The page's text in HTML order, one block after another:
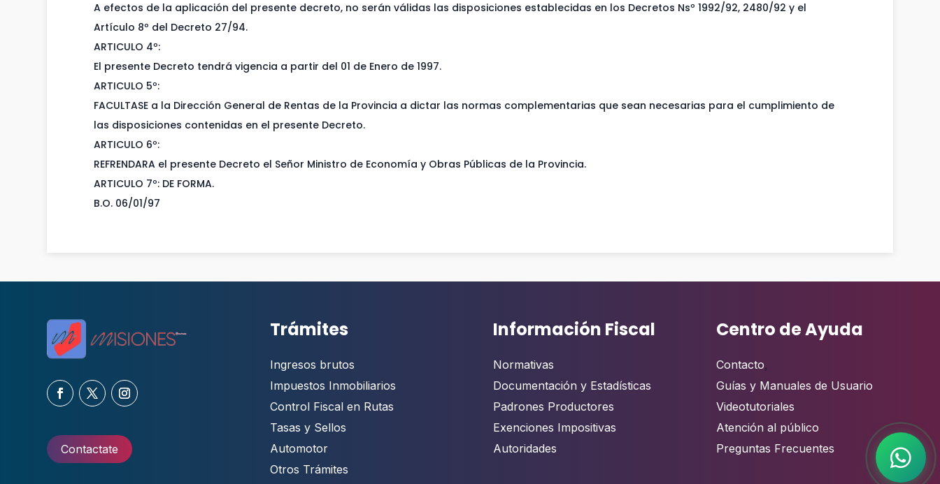
A efectos de la aplicación del presente decreto, no serán válidas las disposiciones establecidas en los Decretos Nsº 1992/92, 2480/92 y el
Artículo 8º del Decreto 27/94.
ARTICULO 4º:
El presente Decreto tendrá vigencia a partir del 01 de Enero de 1997.
ARTICULO 5º:
FACULTASE a la Dirección General de Rentas de la Provincia a dictar las normas complementarias que sean necesarias para el cumplimiento de
las disposiciones contenidas en el presente Decreto.
ARTICULO 6º:
REFRENDARA el presente Decreto el Señor Ministro de Economía y Obras Públicas de la Provincia.
ARTICULO 7º: DE FORMA.
B.O. 06/01/97
Contactate
Trámites
Ingresos brutos
Impuestos Inmobiliarios
Control Fiscal en Rutas
Tasas y Sellos
Automotor
Otros Trámites
Información Fiscal
Normativas
Documentación y Estadísticas
Padrones Productores
Exenciones Impositivas
Autoridades
Centro de Ayuda
Contacto,
Guías y Manuales de Usuario
Videotutoriales
Atención al público
Preguntas Frecuentes